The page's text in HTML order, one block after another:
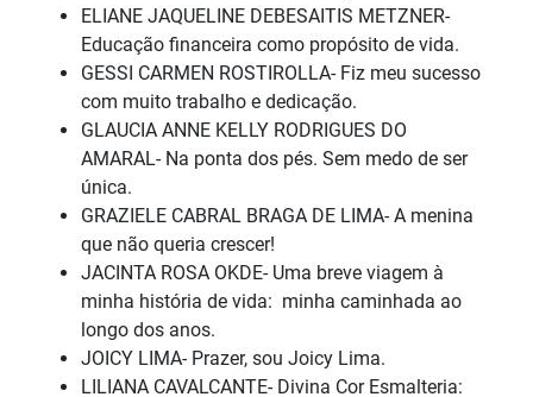
ELIANE JAQUELINE DEBESAITIS METZNER-
Educação financeira como propósito de vida.
GESSI CARMEN ROSTIROLLA- Fiz meu sucesso
com muito trabalho e dedicação.
GLAUCIA ANNE KELLY RODRIGUES DO
AMARAL- Na ponta dos pés. Sem medo de ser
única.
GRAZIELE CABRAL BRAGA DE LIMA- A menina
que não queria crescer!
JACINTA ROSA OKDE- Uma breve viagem à
minha história de vida: minha caminhada ao
longo dos anos.
JOICY LIMA- Prazer, sou Joicy Lima.
LILIANA CAVALCANTE- Divina Cor Esmalteria: